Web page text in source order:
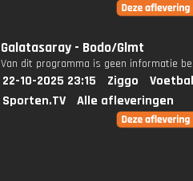
Galatasaray - Bodo/Glmt
Van dit programma is geen informatie
22-10-2025 23:15 Ziggo
Sporten.TV
Alle afleveringen